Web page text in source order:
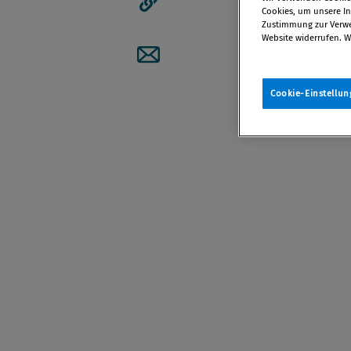
Artikellink kopieren
Artikel per Mail teilen
Cookies, um unsere
Zustimmung zur
Website widerrufen.
Cookie-